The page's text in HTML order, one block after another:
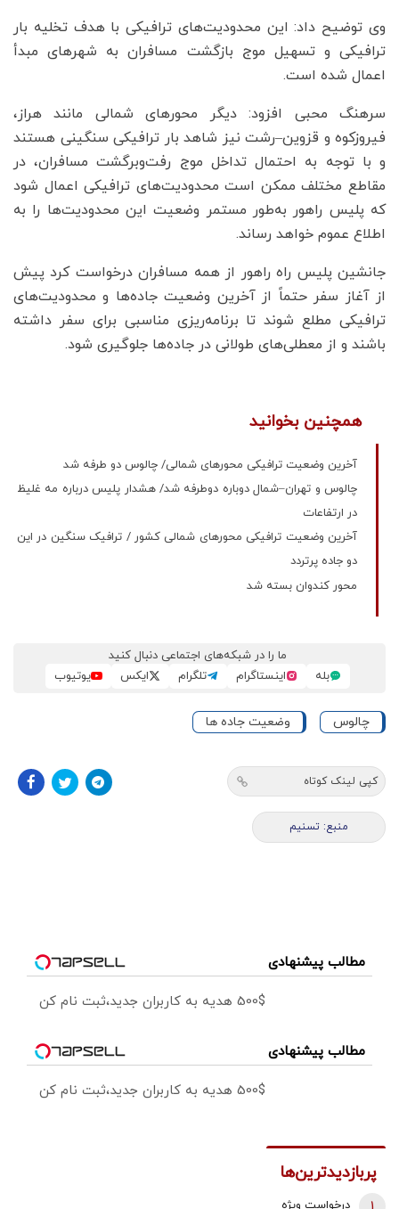
وی توضیح داد: این محدودیت‌های ترافیکی با هدف تخلیه بار
ترافیکی و تسهیل موج بازگشت مسافران به شهرهای مبدأ
اعمال شده است.
سرهنگ محبی افزود: دیگر محورهای شمالی مانند هراز،
فیروزکوه و قزوین–رشت نیز شاهد بار ترافیکی سنگینی هستند
و با توجه به احتمال تداخل موج رفت‌و‌برگشت مسافران، در
مقاطع مختلف ممکن است محدودیت‌های ترافیکی اعمال شود
که پلیس راهور به‌طور مستمر وضعیت این محدودیت‌ها را به
اطلاع عموم خواهد رساند.
جانشین پلیس راه راهور از همه مسافران درخواست کرد پیش
از آغاز سفر حتماً از آخرین وضعیت جاده‌ها و محدودیت‌های
ترافیکی مطلع شوند تا برنامه‌ریزی مناسبی برای سفر داشته
باشند و از معطلی‌های طولانی در جاده‌ها جلوگیری شود.
همچنین بخوانید
آخرین وضعیت ترافیکی محورهای شمالی/ چالوس دو طرفه شد
چالوس و تهران–شمال دوباره دوطرفه شد/ هشدار پلیس درباره مه غلیظ
در ارتفاعات
آخرین وضعیت ترافیکی محورهای شمالی کشور / ترافیک سنگین در این
دو جاده پرتردد
محور کندوان بسته شد
ما را در شبکه‌های اجتماعی دنبال کنید
بله
اینستاگرام تلگرام ایکس یوتیوب
چالوس وضعیت جاده ها
کپی لینک کوتاه
منبع: تسنیم
مطالب پیشنهادی
500$ هدیه به کاربران جدید،ثبت نام کن
مطالب پیشنهادی
500$ هدیه به کاربران جدید،ثبت نام کن
پربازدیدترین‌ها
درخواست ویژه